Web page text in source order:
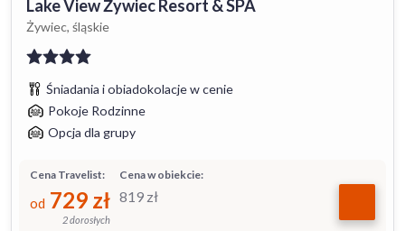
Lake View Żywiec Resort & SPA
Żywiec, śląskie
Śniadania i obiadokolacje w cenie
Pokoje Rodzinne
Opcja dla grupy
Cena w obiekcie:
819 zł
Cena Travelist:
od 729 zł
2 dorosłych